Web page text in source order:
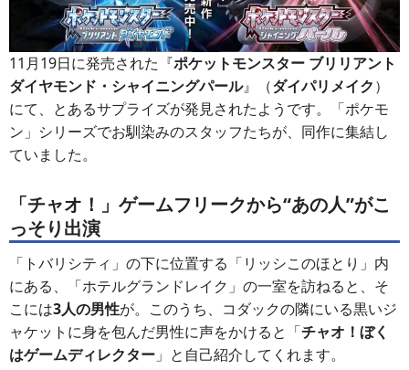
11月19日に発売された『ポケットモンスター ブリリアント
ダイヤモンド・シャイニングパール』（ダイパリメイク）
にて、とあるサプライズが発見されたようです。「ポケモ
ン」シリーズでお馴染みのスタッフたちが、同作に集結し
ていました。
「チャオ！」ゲームフリークから“あの人”がこ
っそり出演
「トバリシティ」の下に位置する「リッシこのほとり」内
にある、「ホテルグランドレイク」の一室を訪ねると、そ
こには3人の男性が。このうち、コダックの隣にいる黒いジ
ャケットに身を包んだ男性に声をかけると「チャオ！ぼく
はゲームディレクター 」と自己紹介してくれます。